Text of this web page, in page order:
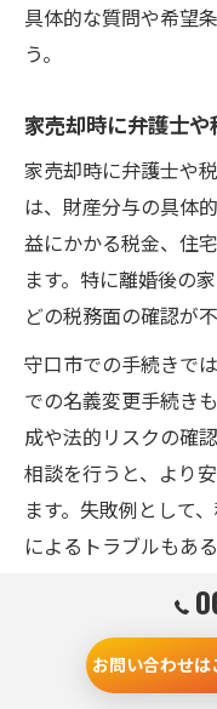
具体的な質問や希望
う。
家売却時に弁護士
家売却時に弁護士や
は、財産分与の具体
益にかかる税金、住
ます。特に離婚後の
どの税務面の確認が不
守口市での手続きで
での名義変更手続き
成や法的リスクの確
相談を行うと、より
ます。失敗例として
によるトラブルもあ
家売却時に避
穴とは
お問い合わせは